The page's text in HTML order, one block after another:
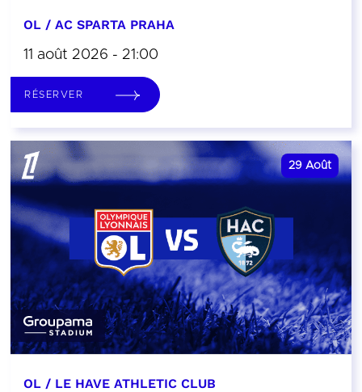
OL / AC SPARTA PRAHA
11 août 2026 - 21:00
RÉSERVER
29 Août
OL / LE HAVE ATHLETIC CLUB